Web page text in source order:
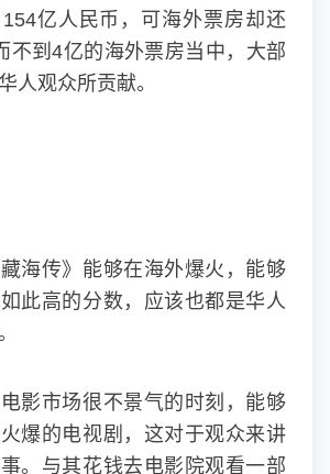
亿人民币，可海外票房却还
不到4亿的海外票房当中，大部
人观众所贡献。
海传》能够在海外爆火，能够
此高的分数，应该也都是华人
影市场很不景气的时刻，能够
爆的电视剧，这对于观众来讲
。与其花钱去电影院观看一部